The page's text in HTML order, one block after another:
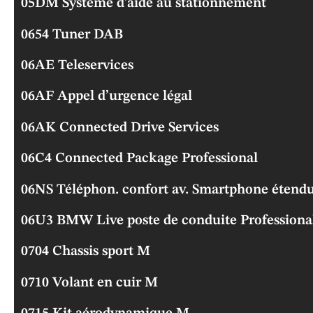
05DM Système d’aide au stationnement
0654 Tuner DAB
06AE Teleservices
06AF Appel d’urgence légal
06AK Connected Drive Services
06C4 Connected Package Professional
06NS Téléphon. confort av. Smartphone
06U3 BMW Live poste de conduite
0704 Chassis sport M
0710 Volant en cuir M